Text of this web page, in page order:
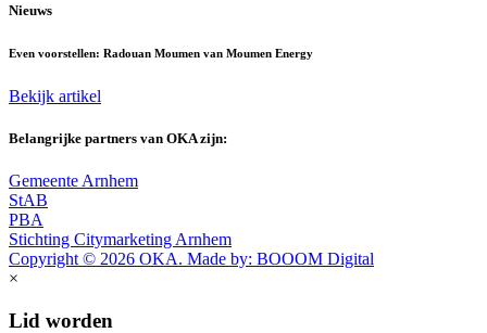
Nieuws
Even voorstellen: Radouan Moumen van Moumen Energy
Bekijk artikel
Belangrijke partners van OKA zijn:
Gemeente Arnhem
StAB
PBA
Stichting Citymarketing Arnhem
Copyright © 2026 OKA. Made by: BOOOM Digital
×
Lid worden